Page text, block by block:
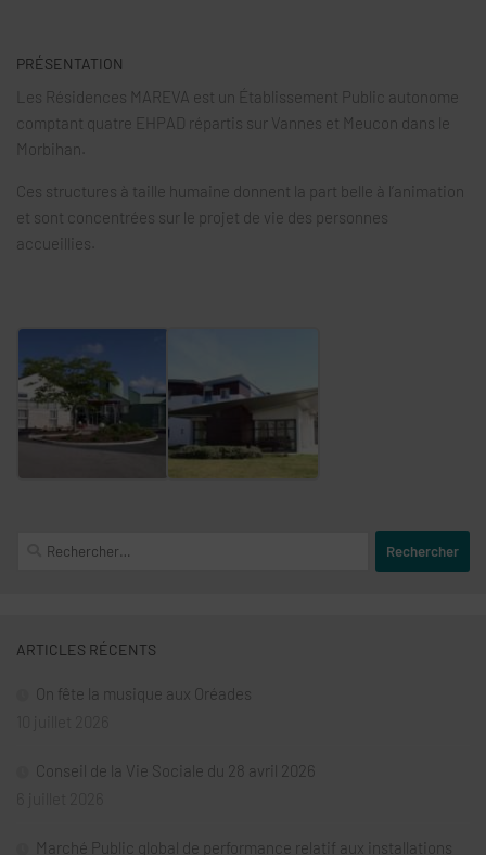
PRÉSENTATION
Les Résidences MAREVA est un Établissement Public autonome
comptant quatre EHPAD répartis sur Vannes et Meucon dans le
Morbihan.
Ces structures à taille humaine donnent la part belle à l’animation
et sont concentrées sur le projet de vie des personnes
accueillies.
Rechercher :
ARTICLES RÉCENTS
On fête la musique aux Oréades
Conseil de la Vie Sociale du 28 avril 2026
Marché Public global de performance relatif aux installations